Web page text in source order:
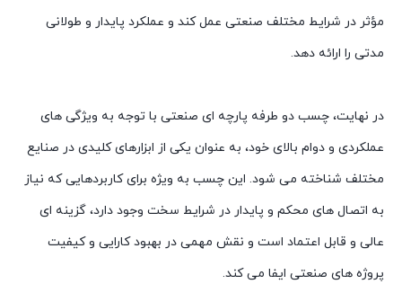
مؤثر در شرایط مختلف صنعتی عمل کند و عملکرد پایدار و طولانی
مدتی را ارائه دهد.
در نهایت، چسب دو طرفه پارچه ای صنعتی با توجه به ویژگی های
عملکردی و دوام بالای خود، به عنوان یکی از ابزارهای کلیدی در صنایع
مختلف شناخته می شود. این چسب به ویژه برای کاربردهایی که نیاز
به اتصال های محکم و پایدار در شرایط سخت وجود دارد، گزینه ای
عالی و قابل اعتماد است و نقش مهمی در بهبود کارایی و کیفیت
پروژه های صنعتی ایفا می کند.